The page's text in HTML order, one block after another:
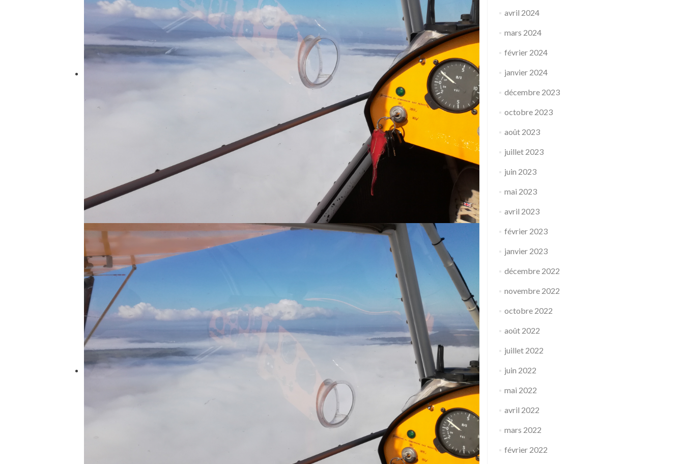
avril 2024
mars 2024
février 2024
janvier 2024
décembre 2023
octobre 2023
août 2023
juillet 2023
juin 2023
mai 2023
avril 2023
février 2023
janvier 2023
décembre 2022
novembre 2022
octobre 2022
août 2022
juillet 2022
juin 2022
mai 2022
avril 2022
mars 2022
février 2022